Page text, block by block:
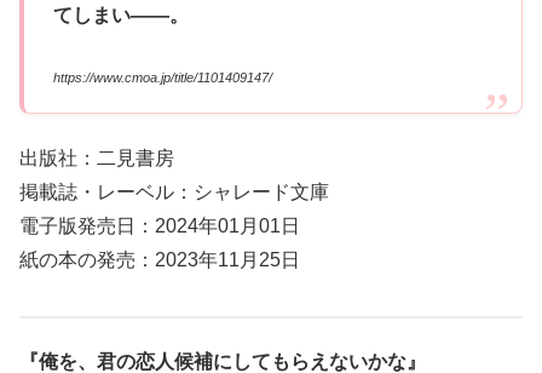
てしまい――。
https://www.cmoa.jp/title/1101409147/
出版社：二見書房
掲載誌・レーベル：シャレード文庫
電子版発売日：2024年01月01日
紙の本の発売：2023年11月25日
『俺を、君の恋人候補にしてもらえないかな』